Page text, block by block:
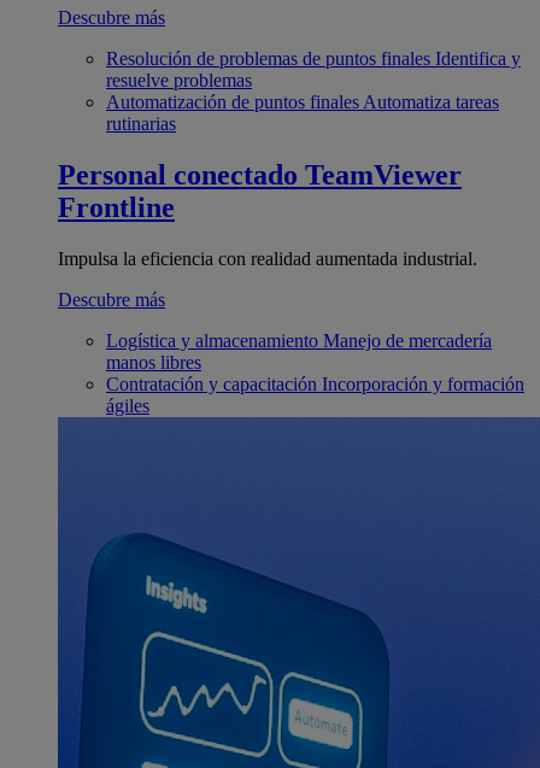
Descubre más
Resolución de problemas de puntos finales Identifica y
resuelve problemas
Automatización de puntos finales Automatiza tareas
rutinarias
Personal conectado TeamViewer
Frontline
Impulsa la eficiencia con realidad aumentada industrial.
Descubre más
Logística y almacenamiento Manejo de mercadería
manos libres
Contratación y capacitación Incorporación y formación
ágiles